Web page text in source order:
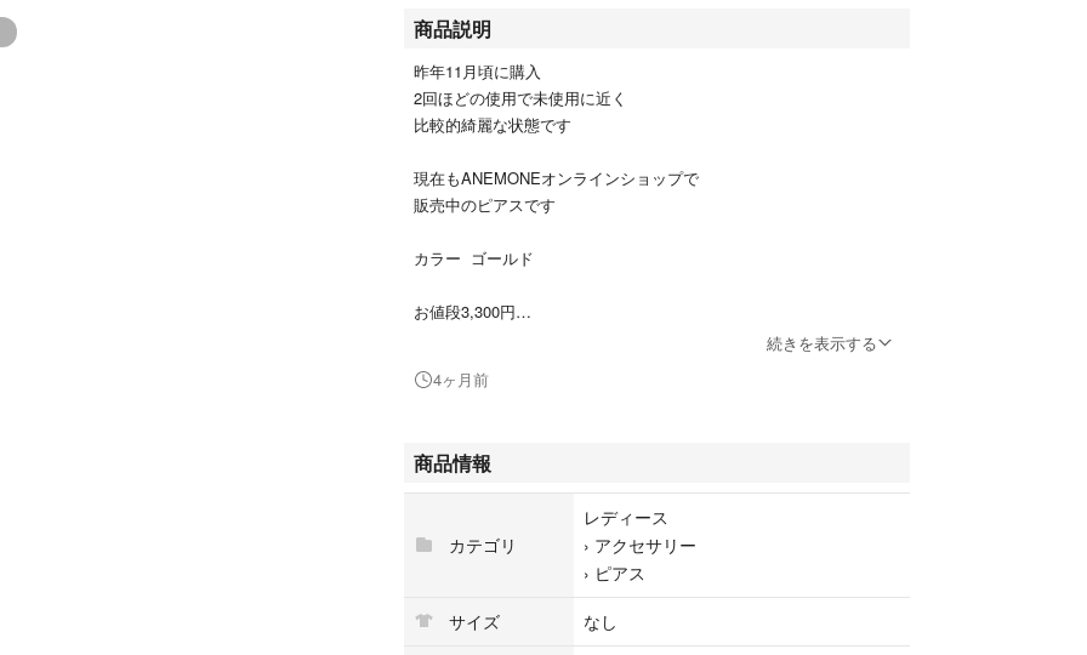
商品説明
昨年11月頃に購入
2回ほどの使用で未使用に近く
比較的綺麗な状態です
現在もANEMONEオンラインショップで
販売中のピアスです
カラー ゴールド
お値段3,300円
お値引き交渉はご遠慮ください
以外商品説明より〜
ビジューが煌めくムーンモチーフが
耳元にさり気ない華やぎをプラスするピアス
続きを表示する
4ヶ月前
商品情報
カテゴリ
レディース
› アクセサリー
› ピアス
サイズ
なし